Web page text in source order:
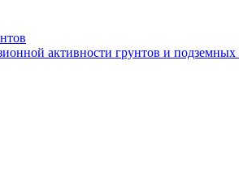
активности грунтов и подземных